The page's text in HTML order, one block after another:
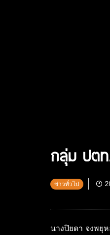
กลุ่ม ปตท
ข่าวทั่วไป
นางปิยดา จงพยุ